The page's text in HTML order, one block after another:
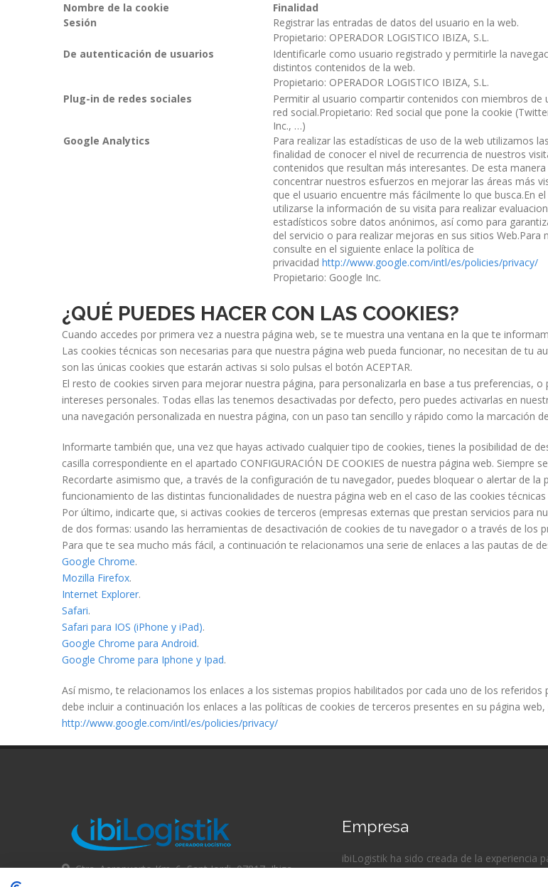
Nombre de la cookie
Finalidad
Sesión
Registrar las entradas de datos del usuario en la web.
Propietario: OPERADOR LOGISTICO IBIZA, S.L.
De autenticación de usuarios
Identificarle como usuario registrado y permitirle la
distintos contenidos de la web.
Propietario: OPERADOR LOGISTICO IBIZA, S.L.
Plug-in de redes sociales
Permitir al usuario compartir contenidos con miembros de
red social.Propietario: Red social que pone la cookie
Inc., …)
Google Analytics
Para realizar las estadísticas de uso de la web utilizamos
finalidad de conocer el nivel de recurrencia de nuestros
contenidos que resultan más interesantes. De esta
concentrar nuestros esfuerzos en mejorar las áreas más
que el usuario encuentre más fácilmente lo que busca.En
utilizarse la información de su visita para realizar
estadísticos sobre datos anónimos, así como para
del servicio o para realizar mejoras en sus sitios Web.Para
consulte en el siguiente enlace la política de
privacidad http://www.google.com/intl/es/policies/privacy/
Propietario: Google Inc.
¿QUÉ PUEDES HACER CON LAS COOKIES?
Cuando accedes por primera vez a nuestra página web, se te muestra una ventana en la que te
Las cookies técnicas son necesarias para que nuestra página web pueda funcionar, no necesitan de tu
son las únicas cookies que estarán activas si solo pulsas el botón ACEPTAR.
El resto de cookies sirven para mejorar nuestra página, para personalizarla en base a tus preferencias,
intereses personales. Todas ellas las tenemos desactivadas por defecto, pero puedes activarlas en
una navegación personalizada en nuestra página, con un paso tan sencillo y rápido como la marcación
Informarte también que, una vez que hayas activado cualquier tipo de cookies, tienes la posibilidad de
casilla correspondiente en el apartado CONFIGURACIÓN DE COOKIES de nuestra página web.
Recordarte asimismo que, a través de la configuración de tu navegador, puedes bloquear o alertar de
funcionamiento de las distintas funcionalidades de nuestra página web en el caso de las cookies técnicas
Por último, indicarte que, si activas cookies de terceros (empresas externas que prestan servicios para
de dos formas: usando las herramientas de desactivación de cookies de tu navegador o a través de los
Para que te sea mucho más fácil, a continuación te relacionamos una serie de enlaces a las pautas de
Google Chrome.
Mozilla Firefox.
Internet Explorer.
Safari.
Safari para IOS (iPhone y iPad).
Google Chrome para Android.
Google Chrome para Iphone y Ipad.
Así mismo, te relacionamos los enlaces a los sistemas propios habilitados por cada uno de los
debe incluir a continuación los enlaces a las políticas de cookies de terceros presentes en su página
http://www.google.com/intl/es/policies/privacy/
Ctra. Aeropuerto Km. 6, Sant Jordi, 07817, Ibiza
Empresa
ibiLogistik ha sido creada de la experiencia